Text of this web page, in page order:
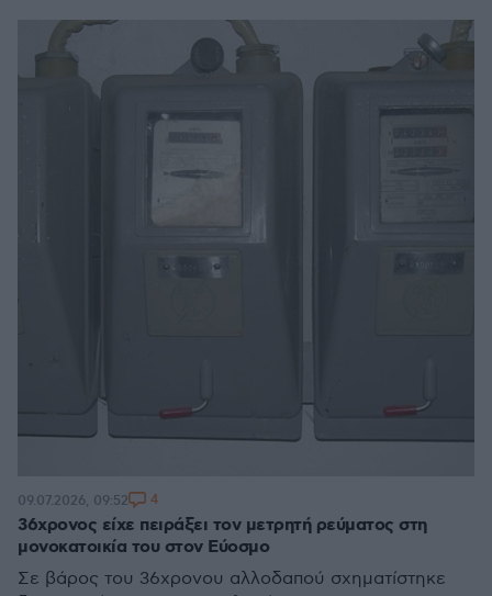
36χρονος είχε πειράξει τον μετρητή ρεύματος στη
μονοκατοικία του στον Εύοσμο
Σε βάρος του 36χρονου αλλοδαπού σχηματίστηκε
09.07.2026, 09:52 4